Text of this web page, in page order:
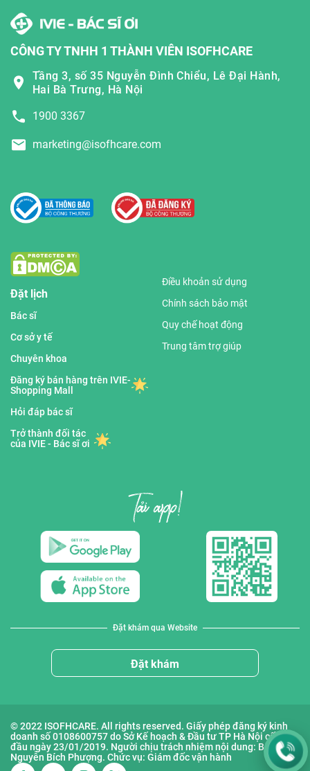
CÔNG TY TNHH 1 THÀNH VIÊN ISOFHCARE
Tầng 3, số 35 Nguyễn Đình Chiểu, Lê Đại Hành,
Hai Bà Trưng, Hà Nội
1900 3367
marketing@isofhcare.com
Đặt lịch
Bác sĩ
Cơ sở y tế
Chuyên khoa
Đăng ký bán hàng trên IVIE-
Shopping Mall
Hỏi đáp bác sĩ
Trở thành đối tác
của IVIE - Bác sĩ ơi
Điều khoản sử dụng
Chính sách bảo mật
Quy chế hoạt động
Trung tâm trợ giúp
Đặt khám qua Website
Đặt khám
© 2022 ISOFHCARE. All rights reserved. Giấy phép đăng ký kinh
doanh số 0108600757 do Sở Kế hoạch & Đầu tư TP Hà Nội cấp lần
đầu ngày 23/01/2019. Người chịu trách nhiệm nội dung: Bà
Nguyễn Bích Phượng. Chức vụ: Giám đốc vận hành